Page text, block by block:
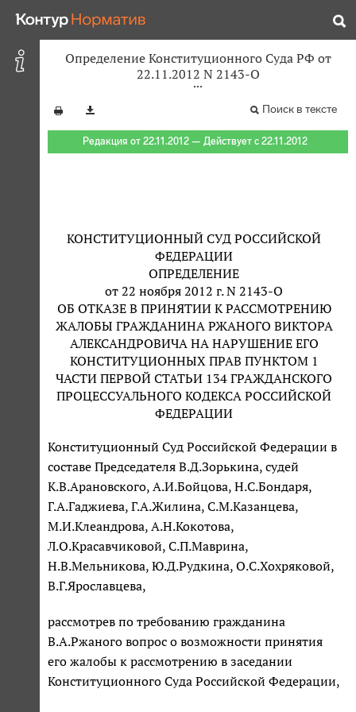
Определение Конституционного Суда РФ от
22.11.2012 N 2143-О
Поиск в тексте
Редакция от 22.11.2012 — Действует с 22.11.2012
КОНСТИТУЦИОННЫЙ СУД РОССИЙСКОЙ
ФЕДЕРАЦИИ
ОПРЕДЕЛЕНИЕ
от 22 ноября 2012 г. N 2143-О
ОБ ОТКАЗЕ В ПРИНЯТИИ К РАССМОТРЕНИЮ
ЖАЛОБЫ ГРАЖДАНИНА РЖАНОГО ВИКТОРА
АЛЕКСАНДРОВИЧА НА НАРУШЕНИЕ ЕГО
КОНСТИТУЦИОННЫХ ПРАВ ПУНКТОМ 1
ЧАСТИ ПЕРВОЙ СТАТЬИ 134 ГРАЖДАНСКОГО
ПРОЦЕССУАЛЬНОГО КОДЕКСА РОССИЙСКОЙ
ФЕДЕРАЦИИ
Конституционный Суд Российской Федерации в
составе Председателя В.Д.Зорькина, судей
К.В.Арановского, А.И.Бойцова, Н.С.Бондаря,
Г.А.Гаджиева, Г.А.Жилина, С.М.Казанцева,
М.И.Клеандрова, А.Н.Кокотова,
Л.О.Красавчиковой, С.П.Маврина,
Н.В.Мельникова, Ю.Д.Рудкина, О.С.Хохряковой,
В.Г.Ярославцева,
рассмотрев по требованию гражданина
В.А.Ржаного вопрос о возможности принятия
его жалобы к рассмотрению в заседании
Конституционного Суда Российской Федерации,